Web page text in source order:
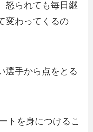
怒られても毎日継
変わってくるの
選手から点をとる
トを身につけるこ